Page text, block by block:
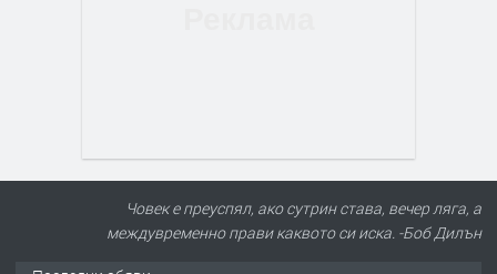
Човек е преуспял, ако сутрин става, вечер ляга, а
междувременно прави каквото си иска. -Боб Дилън